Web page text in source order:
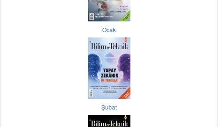
Ocak
Şubat